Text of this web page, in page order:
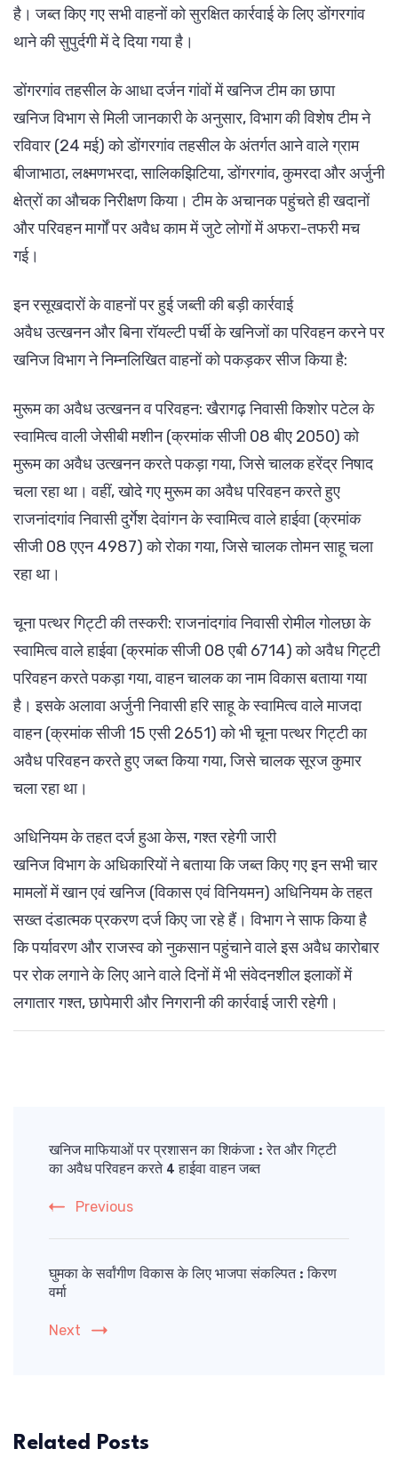
है। जब्त किए गए सभी वाहनों को सुरक्षित कार्रवाई के लिए डोंगरगांव
थाने की सुपुर्दगी में दे दिया गया है।
डोंगरगांव तहसील के आधा दर्जन गांवों में खनिज टीम का छापा
खनिज विभाग से मिली जानकारी के अनुसार, विभाग की विशेष टीम ने
रविवार (24 मई) को डोंगरगांव तहसील के अंतर्गत आने वाले ग्राम
बीजाभाठा, लक्ष्मणभरदा, सालिकझिटिया, डोंगरगांव, कुमरदा और अर्जुनी
क्षेत्रों का औचक निरीक्षण किया। टीम के अचानक पहुंचते ही खदानों
और परिवहन मार्गों पर अवैध काम में जुटे लोगों में अफरा-तफरी मच
गई।
इन रसूखदारों के वाहनों पर हुई जब्ती की बड़ी कार्रवाई
अवैध उत्खनन और बिना रॉयल्टी पर्ची के खनिजों का परिवहन करने पर
खनिज विभाग ने निम्नलिखित वाहनों को पकड़कर सीज किया है:
मुरूम का अवैध उत्खनन व परिवहन: खैरागढ़ निवासी किशोर पटेल के
स्वामित्व वाली जेसीबी मशीन (क्रमांक सीजी 08 बीए 2050) को
मुरूम का अवैध उत्खनन करते पकड़ा गया, जिसे चालक हरेंद्र निषाद
चला रहा था। वहीं, खोदे गए मुरूम का अवैध परिवहन करते हुए
राजनांदगांव निवासी दुर्गेश देवांगन के स्वामित्व वाले हाईवा (क्रमांक
सीजी 08 एएन 4987) को रोका गया, जिसे चालक तोमन साहू चला
रहा था।
चूना पत्थर गिट्टी की तस्करी: राजनांदगांव निवासी रोमील गोलछा के
स्वामित्व वाले हाईवा (क्रमांक सीजी 08 एबी 6714) को अवैध गिट्टी
परिवहन करते पकड़ा गया, वाहन चालक का नाम विकास बताया गया
है। इसके अलावा अर्जुनी निवासी हरि साहू के स्वामित्व वाले माजदा
वाहन (क्रमांक सीजी 15 एसी 2651) को भी चूना पत्थर गिट्टी का
अवैध परिवहन करते हुए जब्त किया गया, जिसे चालक सूरज कुमार
चला रहा था।
अधिनियम के तहत दर्ज हुआ केस, गश्त रहेगी जारी
खनिज विभाग के अधिकारियों ने बताया कि जब्त किए गए इन सभी चार
मामलों में खान एवं खनिज (विकास एवं विनियमन) अधिनियम के तहत
सख्त दंडात्मक प्रकरण दर्ज किए जा रहे हैं। विभाग ने साफ किया है
कि पर्यावरण और राजस्व को नुकसान पहुंचाने वाले इस अवैध कारोबार
पर रोक लगाने के लिए आने वाले दिनों में भी संवेदनशील इलाकों में
लगातार गश्त, छापेमारी और निगरानी की कार्रवाई जारी रहेगी।
Navigation
खनिज माफियाओं पर प्रशासन का शिकंजा : रेत और गिट्टी
का अवैध परिवहन करते 4 हाईवा वाहन जब्त
Previous
घुमका के सर्वांगीण विकास के लिए भाजपा संकल्पित : किरण
वर्मा
Next
Related Posts